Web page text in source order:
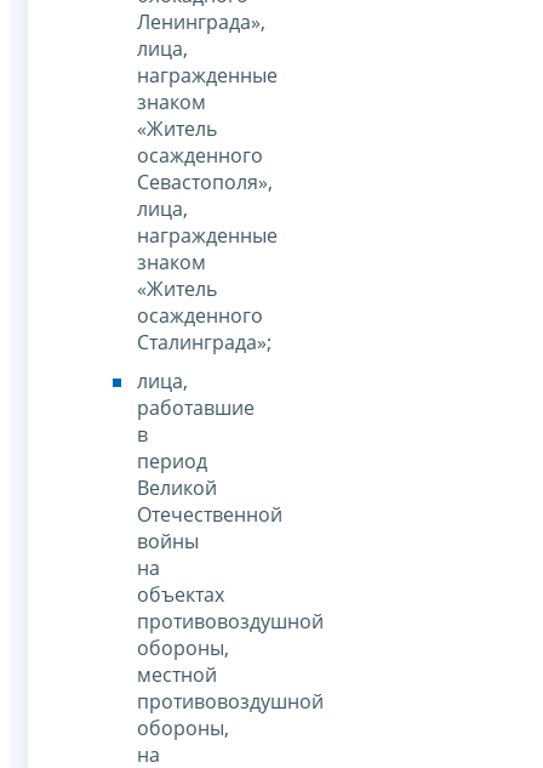
Ленинграда»,
лица,
награжденные
знаком
«Житель
осажденного
Севастополя»,
лица,
награжденные
знаком
«Житель
осажденного
Сталинграда»;
лица,
работавшие
в
период
Великой
Отечественной
войны
на
объектах
противовоздушной
обороны,
местной
противовоздушной
обороны,
на